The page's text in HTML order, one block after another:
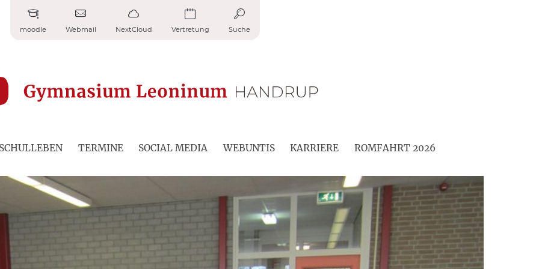
moodle Webmail NextCloud Vertretung Suche
SCHULLEBEN TERMINE SOCIAL MEDIA WEBUNTIS KARRIERE ROMFAHRT 2026